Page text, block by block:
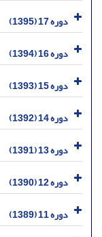
دوره 17 (1395)
دوره 16 (1394)
دوره 15 (1393)
دوره 14 (1392)
دوره 13 (1391)
دوره 12 (1390)
دوره 11 (1389)